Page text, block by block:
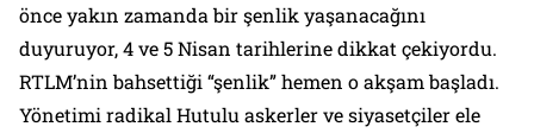
önce yakın zamanda bir şenlik yaşanacağını
duyuruyor, 4 ve 5 Nisan tarihlerine dikkat çekiyordu.
RTLM’nin bahsettiği “şenlik” hemen o akşam başladı.
Yönetimi radikal Hutulu askerler ve siyasetçiler ele